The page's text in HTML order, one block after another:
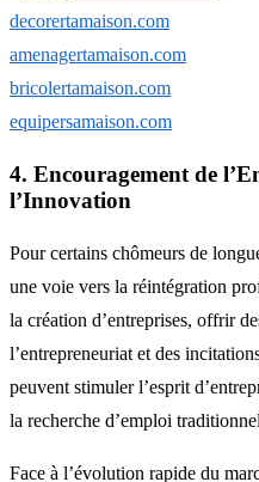
decorertamaison.com
amenagertamaison.com
bricolertamaison.com
equipersamaison.com
4. Encouragement de
l’Innovation
Pour certains chômeurs de
une voie vers la réintégration
la création d’entreprises, offrir
l’entrepreneuriat et des
peuvent stimuler l’esprit
la recherche d’emploi
Face à l’évolution rapide du